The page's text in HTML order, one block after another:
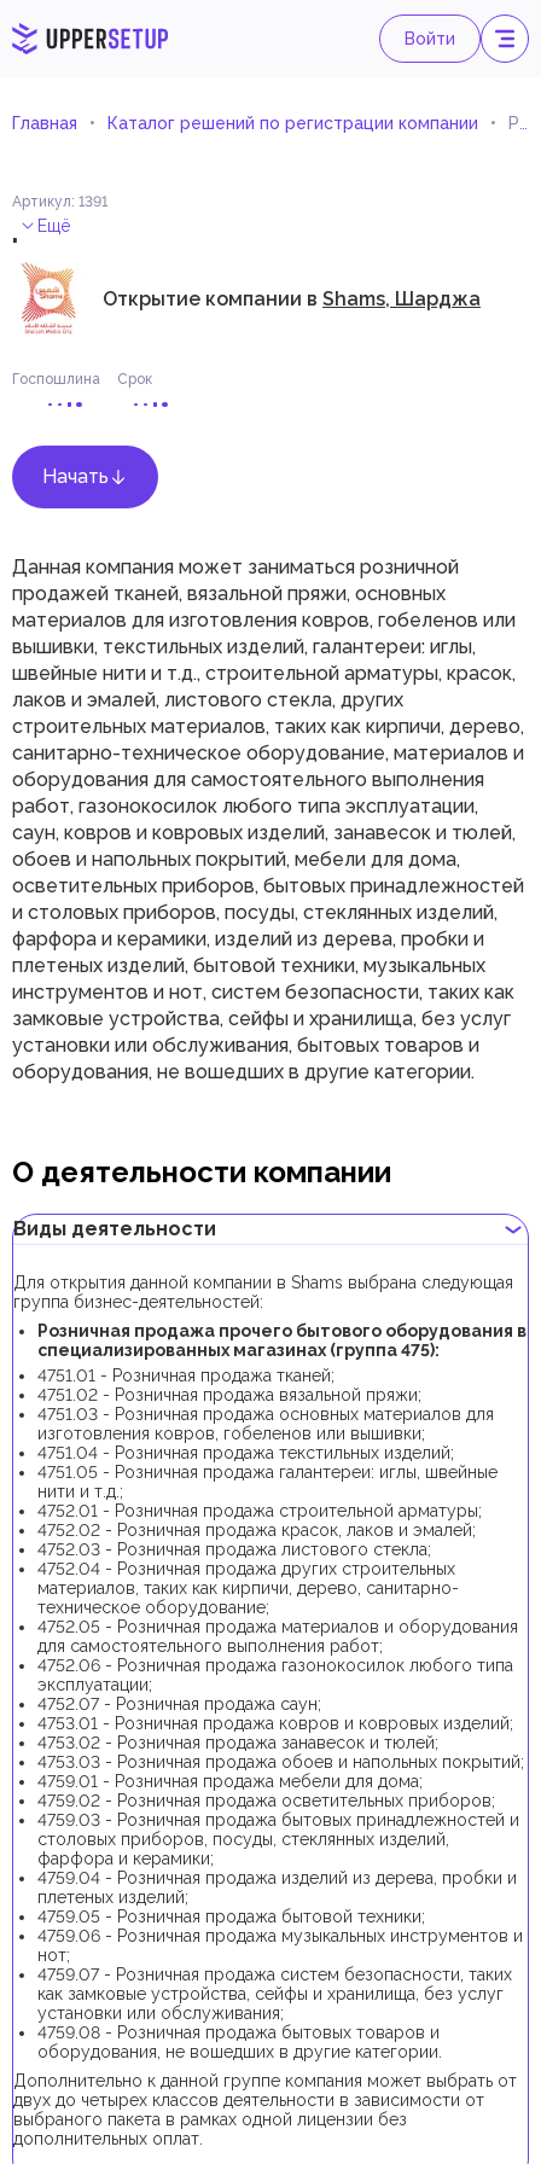
Войти
Главная Каталог решений по регистрации компании Розничная продажа прочего бытового оборудования в специализированных магазинах
Артикул: 1391
. Ещё
Открытие компании в Shams, Шарджа
Госпошлина Срок
Начать
Данная компания может заниматься розничной
продажей тканей, вязальной пряжи, основных
материалов для изготовления ковров, гобеленов или
вышивки, текстильных изделий, галантереи: иглы,
швейные нити и т.д., строительной арматуры, красок,
лаков и эмалей, листового стекла, других
строительных материалов, таких как кирпичи, дерево,
санитарно-техническое оборудование, материалов и
оборудования для самостоятельного выполнения
работ, газонокосилок любого типа эксплуатации,
саун, ковров и ковровых изделий, занавесок и тюлей,
обоев и напольных покрытий, мебели для дома,
осветительных приборов, бытовых принадлежностей
и столовых приборов, посуды, стеклянных изделий,
фарфора и керамики, изделий из дерева, пробки и
плетеных изделий, бытовой техники, музыкальных
инструментов и нот, систем безопасности, таких как
замковые устройства, сейфы и хранилища, без услуг
установки или обслуживания, бытовых товаров и
оборудования, не вошедших в другие категории.
О деятельности компании
Виды деятельности
Для открытия данной компании в Shams выбрана следующая
группа бизнес-деятельностей:
Розничная продажа прочего бытового оборудования в
специализированных магазинах (группа 475):
4751.01 - Розничная продажа тканей;
4751.02 - Розничная продажа вязальной пряжи;
4751.03 - Розничная продажа основных материалов для
изготовления ковров, гобеленов или вышивки;
4751.04 - Розничная продажа текстильных изделий;
4751.05 - Розничная продажа галантереи: иглы, швейные
нити и т.д.;
4752.01 - Розничная продажа строительной арматуры;
4752.02 - Розничная продажа красок, лаков и эмалей;
4752.03 - Розничная продажа листового стекла;
4752.04 - Розничная продажа других строительных
материалов, таких как кирпичи, дерево, санитарно-
техническое оборудование;
4752.05 - Розничная продажа материалов и оборудования
для самостоятельного выполнения работ;
4752.06 - Розничная продажа газонокосилок любого типа
эксплуатации;
4752.07 - Розничная продажа саун;
4753.01 - Розничная продажа ковров и ковровых изделий;
4753.02 - Розничная продажа занавесок и тюлей;
4753.03 - Розничная продажа обоев и напольных покрытий;
4759.01 - Розничная продажа мебели для дома;
4759.02 - Розничная продажа осветительных приборов;
4759.03 - Розничная продажа бытовых принадлежностей и
столовых приборов, посуды, стеклянных изделий,
фарфора и керамики;
4759.04 - Розничная продажа изделий из дерева, пробки и
плетеных изделий;
4759.05 - Розничная продажа бытовой техники;
4759.06 - Розничная продажа музыкальных инструментов и
нот;
4759.07 - Розничная продажа систем безопасности, таких
как замковые устройства, сейфы и хранилища, без услуг
установки или обслуживания;
4759.08 - Розничная продажа бытовых товаров и
оборудования, не вошедших в другие категории.
Дополнительно к данной группе компания может выбрать от
двух до четырех классов деятельности в зависимости от
выбраного пакета в рамках одной лицензии без
дополнительных оплат.